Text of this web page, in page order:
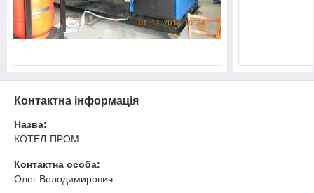
Контактна інформація
Назва:
КОТЕЛ-ПРОМ
Контактна особа:
Олег Володимирович